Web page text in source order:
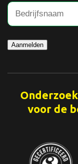
Aanmelden
voor de